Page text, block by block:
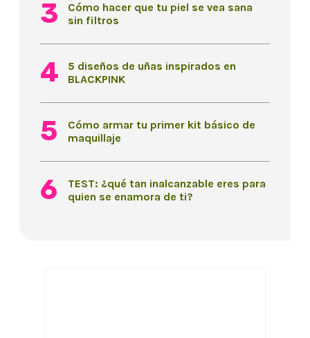
Cómo hacer que tu piel se vea sana
sin filtros
5 diseños de uñas inspirados en
BLACKPINK
Cómo armar tu primer kit básico de
maquillaje
TEST: ¿qué tan inalcanzable eres para
quien se enamora de ti?